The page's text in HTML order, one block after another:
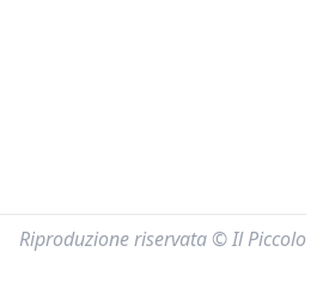
Riproduzione riservata © Il Piccolo